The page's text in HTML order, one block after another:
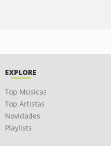
EXPLORE
Top Músicas
Top Artistas
Novidades
Playlists